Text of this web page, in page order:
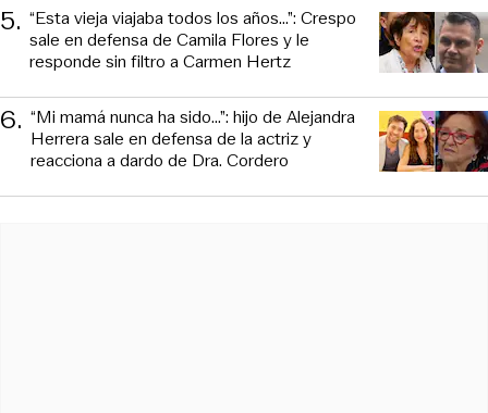
5. “Esta vieja viajaba todos los años...”: Crespo
sale en defensa de Camila Flores y le
responde sin filtro a Carmen Hertz
6. “Mi mamá nunca ha sido...”: hijo de Alejandra
Herrera sale en defensa de la actriz y
reacciona a dardo de Dra. Cordero